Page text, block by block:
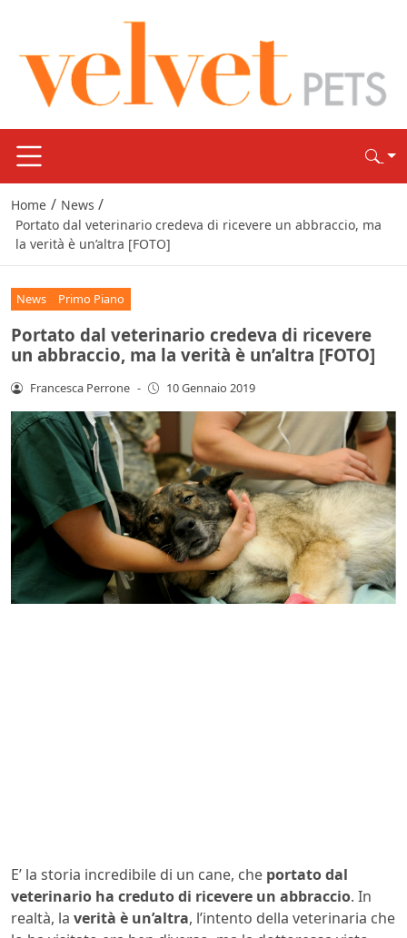
Home / News /
Portato dal veterinario credeva di ricevere un abbraccio, ma
la verità è un’altra [FOTO]
News Primo Piano
Portato dal veterinario credeva di ricevere
un abbraccio, ma la verità è un’altra [FOTO]
Francesca Perrone - 10 Gennaio 2019
E’ la storia incredibile di un cane, che portato dal
veterinario ha creduto di ricevere un abbraccio. In
realtà, la verità è un’altra, l’intento della veterinaria che